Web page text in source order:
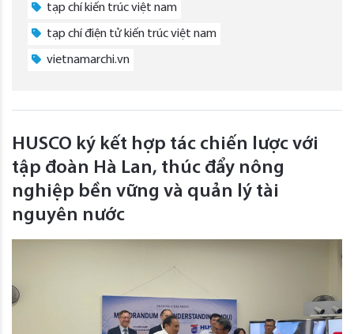
tạp chí kiến trúc việt nam
tạp chí điện tử kiến trúc việt nam
vietnamarchi.vn
HUSCO ký kết hợp tác chiến lược với
tập đoàn Hà Lan, thúc đẩy nông
nghiệp bền vững và quản lý tài
nguyên nước